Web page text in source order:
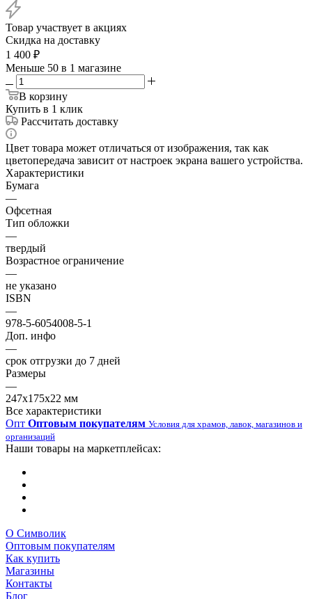
Товар участвует в акциях
Скидка на доставку
1 400 ₽
Меньше 50 в 1 магазине
В корзину
Купить в 1 клик
Рассчитать доставку
Цвет товара может отличаться от изображения, так как
цветопередача зависит от настроек экрана вашего устройства.
Характеристики
Бумага
—
Офсетная
Тип обложки
—
твердый
Возрастное ограничение
—
не указано
ISBN
—
978-5-6054008-5-1
Доп. инфо
—
срок отгрузки до 7 дней
Размеры
—
247х175х22 мм
Все характеристики
Опт Оптовым покупателям Условия для храмов, лавок, магазинов и
организаций
Наши товары на маркетплейсах:
О Символик
Оптовым покупателям
Как купить
Магазины
Контакты
Блог